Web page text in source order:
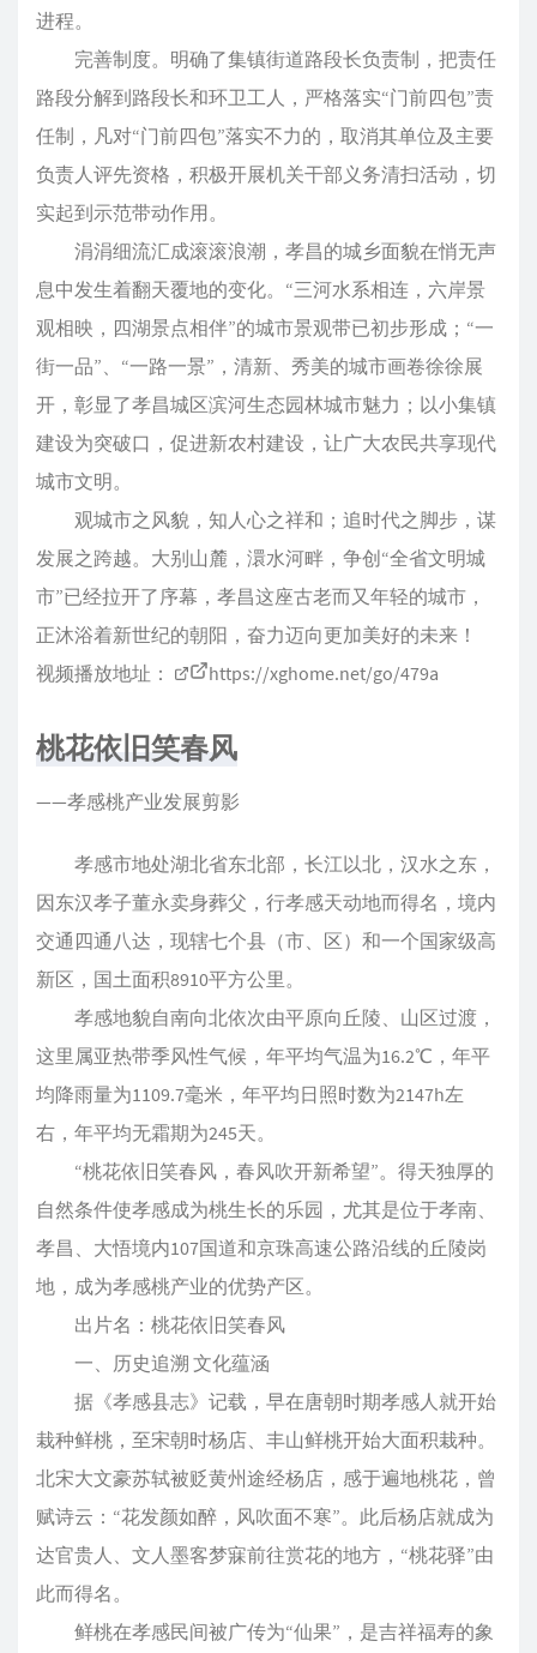
进程。
完善制度。明确了集镇街道路段长负责制，把责任
路段分解到路段长和环卫工人，严格落实“门前四包”责
任制，凡对“门前四包”落实不力的，取消其单位及主要
负责人评先资格，积极开展机关干部义务清扫活动，切
实起到示范带动作用。
涓涓细流汇成滚滚浪潮，孝昌的城乡面貌在悄无声
息中发生着翻天覆地的变化。“三河水系相连，六岸景
观相映，四湖景点相伴”的城市景观带已初步形成；“一
街一品”、“一路一景”，清新、秀美的城市画卷徐徐展
开，彰显了孝昌城区滨河生态园林城市魅力；以小集镇
建设为突破口，促进新农村建设，让广大农民共享现代
城市文明。
观城市之风貌，知人心之祥和；追时代之脚步，谋
发展之跨越。大别山麓，澴水河畔，争创“全省文明城
市”已经拉开了序幕，孝昌这座古老而又年轻的城市，
正沐浴着新世纪的朝阳，奋力迈向更加美好的未来！
视频播放地址：
https://xghome.net/go/479a
桃花依旧笑春风
——孝感桃产业发展剪影
孝感市地处湖北省东北部，长江以北，汉水之东，
因东汉孝子董永卖身葬父，行孝感天动地而得名，境内
交通四通八达，现辖七个县（市、区）和一个国家级高
新区，国土面积8910平方公里。
孝感地貌自南向北依次由平原向丘陵、山区过渡，
这里属亚热带季风性气候，年平均气温为16.2℃，年平
均降雨量为1109.7毫米，年平均日照时数为2147h左
右，年平均无霜期为245天。
“桃花依旧笑春风，春风吹开新希望”。得天独厚的
自然条件使孝感成为桃生长的乐园，尤其是位于孝南、
孝昌、大悟境内107国道和京珠高速公路沿线的丘陵岗
地，成为孝感桃产业的优势产区。
出片名：桃花依旧笑春风
一、历史追溯 文化蕴涵
据《孝感县志》记载，早在唐朝时期孝感人就开始
栽种鲜桃，至宋朝时杨店、丰山鲜桃开始大面积栽种。
北宋大文豪苏轼被贬黄州途经杨店，感于遍地桃花，曾
赋诗云：“花发颜如醉，风吹面不寒”。此后杨店就成为
达官贵人、文人墨客梦寐前往赏花的地方，“桃花驿”由
此而得名。
鲜桃在孝感民间被广传为“仙果”，是吉祥福寿的象